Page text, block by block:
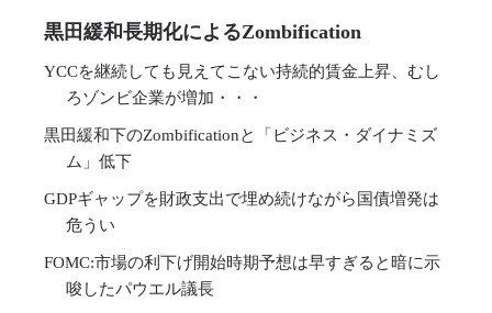
黒田緩和長期化によるZombification
YCCを継続しても見えてこない持続的賃金上昇、むし
ろゾンビ企業が増加・・・
黒田緩和下のZombificationと「ビジネス・ダイナミズ
ム」低下
GDPギャップを財政支出で埋め続けながら国債増発は
危うい
FOMC:市場の利下げ開始時期予想は早すぎると暗に示
唆したパウエル議長